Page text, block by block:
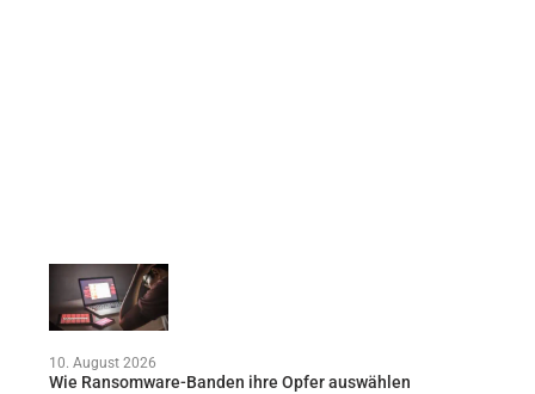
10. August 2026
Wie Ransomware-Banden ihre Opfer auswählen